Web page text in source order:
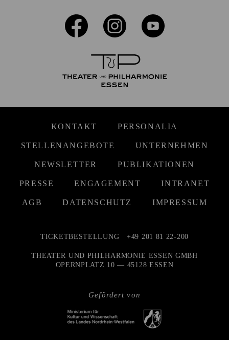
KONTAKT PERSONALIA
STELLENANGEBOTE UNTERNEHMEN
NEWSLETTER PUBLIKATIONEN
PRESSE ENGAGEMENT INTRANET
AGB DATENSCHUTZ IMPRESSUM
Gefördert von
TICKETBESTELLUNG +49 201 81 22-200
THEATER UND PHILHARMONIE ESSEN GMBH
OPERNPLATZ 10 — 45128 ESSEN